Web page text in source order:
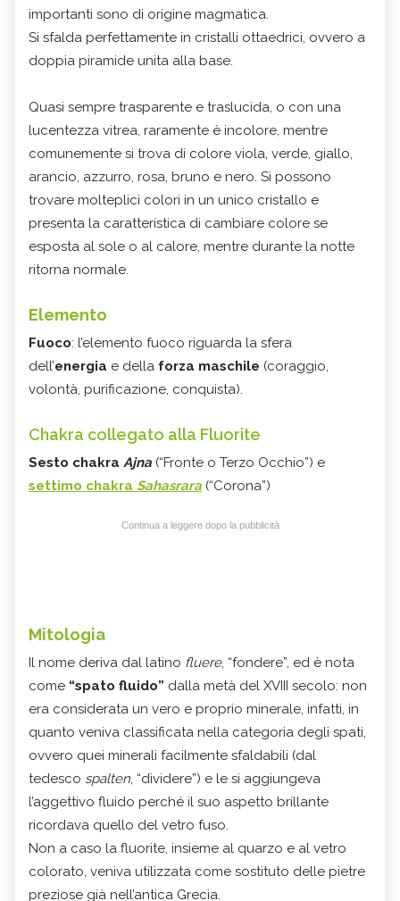
importanti sono di origine magmatica.
Si sfalda perfettamente in cristalli ottaedrici, ovvero a
doppia piramide unita alla base.
Quasi sempre trasparente e traslucida, o con una
lucentezza vitrea, raramente è incolore, mentre
comunemente si trova di colore viola, verde, giallo,
arancio, azzurro, rosa, bruno e nero. Si possono
trovare molteplici colori in un unico cristallo e
presenta la caratteristica di cambiare colore se
esposta al sole o al calore, mentre durante la notte
ritorna normale.
Elemento
Fuoco: l’elemento fuoco riguarda la sfera
dell’energia e della forza maschile (coraggio,
volontà, purificazione, conquista).
Chakra collegato alla Fluorite
Sesto chakra Ajna (“Fronte o Terzo Occhio”) e
settimo chakra Sahasrara (“Corona”)
Continua a leggere dopo la pubblicità
Mitologia
Il nome deriva dal latino fluere, “fondere”, ed è nota
come “spato fluido” dalla metà del XVIII secolo: non
era considerata un vero e proprio minerale, infatti, in
quanto veniva classificata nella categoria degli spati,
ovvero quei minerali facilmente sfaldabili (dal
tedesco spalten , “dividere”) e le si aggiungeva
l’aggettivo fluido perché il suo aspetto brillante
ricordava quello del vetro fuso.
Non a caso la fluorite, insieme al quarzo e al vetro
colorato, veniva utilizzata come sostituto delle pietre
preziose già nell’antica Grecia.